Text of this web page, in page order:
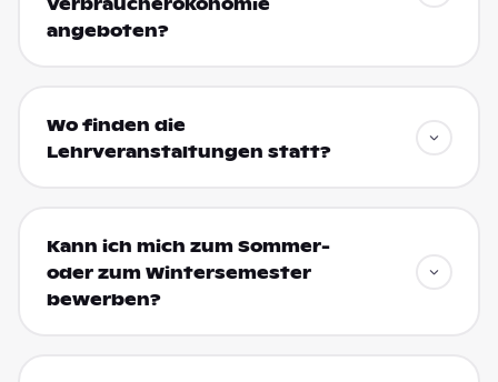
Verbraucherökonomie
angeboten?
Wo finden die
Lehrveranstaltungen statt?
Kann ich mich zum Sommer-
oder zum Wintersemester
bewerben?